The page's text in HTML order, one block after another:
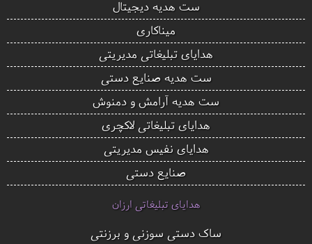
ست هدیه دیجیتال
میناکاری
هدایای تبلیغاتی مدیریتی
ست هدیه صنایع دستی
ست هدیه آرامش و دمنوش
هدایای تبلیغاتی لاکچری
هدایای نفیس مدیریتی
صنایع دستی
هدایای تبلیغاتی ارزان
ساک دستی سوزنی و برزنتی